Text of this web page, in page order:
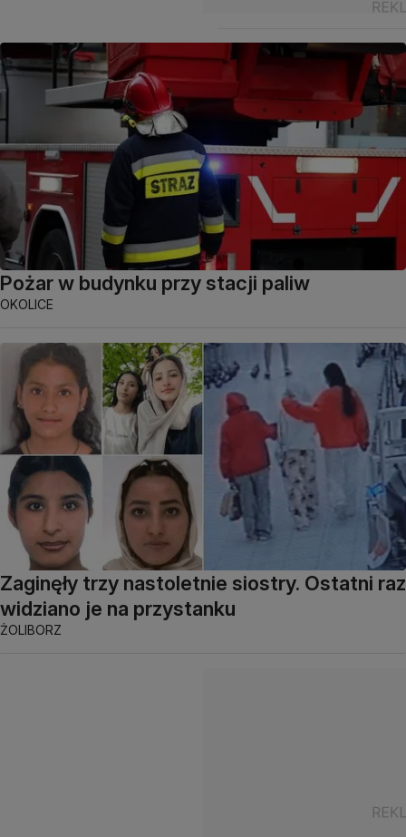
Pożar w budynku przy stacji paliw
OKOLICE
Zaginęły trzy nastoletnie siostry. Ostatni raz
widziano je na przystanku
ŻOLIBORZ